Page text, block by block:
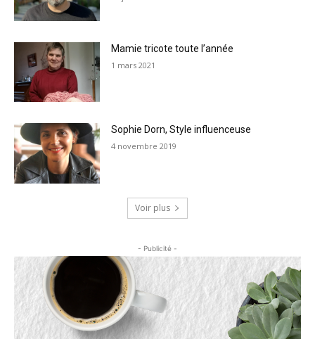
Mamie tricote toute l’année
1 mars 2021
Sophie Dorn, Style influenceuse
4 novembre 2019
Voir plus
- Publicité -